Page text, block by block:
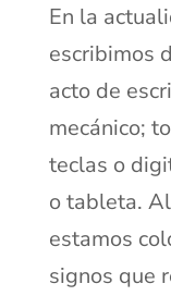
En la
escribimos
acto de
mecánico;
teclas o
o tableta.
estamos
signos que